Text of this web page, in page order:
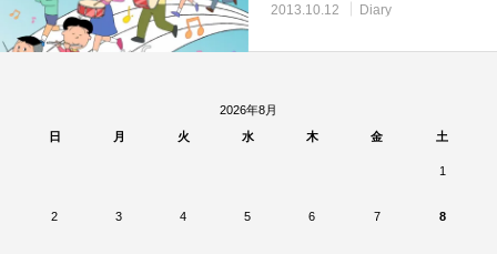
2013.10.12 Diary
2026年8月
日
月 火 水 木 金 土
1
2 3 4 5 6 7 8